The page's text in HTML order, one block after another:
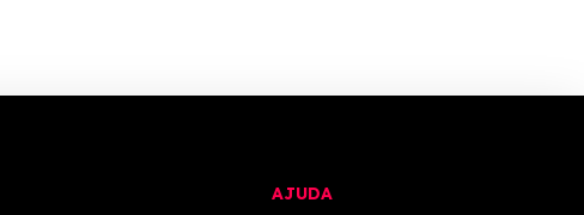
AJUDA